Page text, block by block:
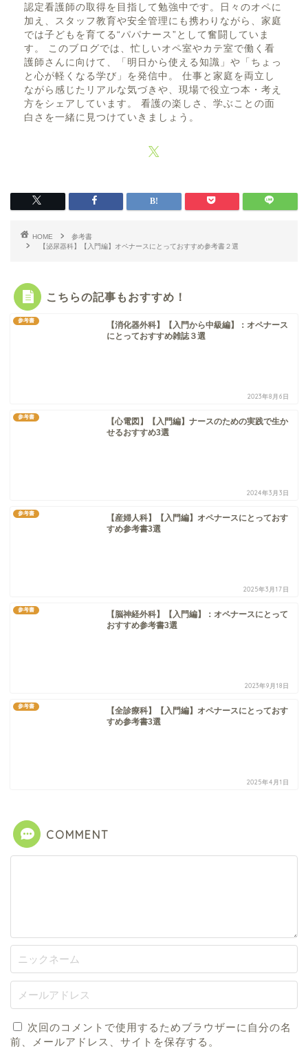
認定看護師の取得を目指して勉強中です。日々のオペに
加え、スタッフ教育や安全管理にも携わりながら、家庭
では子どもを育てる“パパナース”として奮闘していま
す。 このブログでは、忙しいオペ室やカテ室で働く看
護師さんに向けて、「明日から使える知識」や「ちょっ
と心が軽くなる学び」を発信中。 仕事と家庭を両立し
ながら感じたリアルな気づきや、現場で役立つ本・考え
方をシェアしています。 看護の楽しさ、学ぶことの面
白さを一緒に見つけていきましょう。
HOME
参考書
【泌尿器科】【入門編】オペナースにとっておすすめ参考書２選
こちらの記事もおすすめ！
参考書
【消化器外科】【入門から中級編】：オペナース
にとっておすすめ雑誌３選
2023年8月6日
参考書
【心電図】【入門編】ナースのための実践で生か
せるおすすめ3選
2024年3月3日
参考書
【産婦人科】【入門編】オペナースにとっておす
すめ参考書3選
2025年3月17日
参考書
【脳神経外科】【入門編】：オペナースにとって
おすすめ参考書3選
2023年9月18日
参考書
【全診療科】【入門編】オペナースにとっておす
すめ参考書3選
2025年4月1日
COMMENT
次回のコメントで使用するためブラウザーに自分の名
前、メールアドレス、サイトを保存する。